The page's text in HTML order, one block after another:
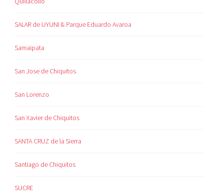
SALAR de UYUNI & Parque Eduardo Avaroa
Samaipata
San Jose de Chiquitos
San Lorenzo
San Xavier de Chiquitos
SANTA CRUZ de la Sierra
Santiago de Chiquitos
SUCRE